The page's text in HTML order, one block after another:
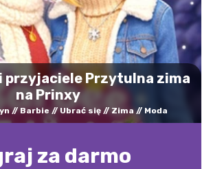
i przyjaciele Przytulna zima
na Prinxy
Barbie Ubrać się Zima Moda
za darmo